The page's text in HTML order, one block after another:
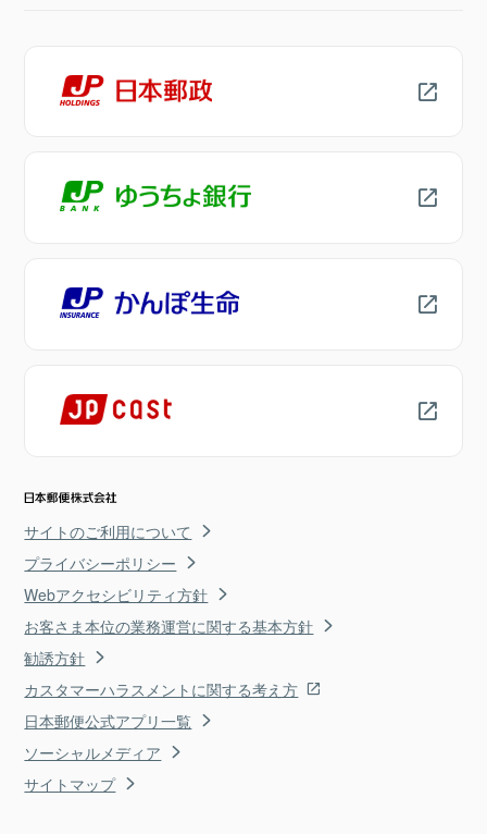
サイトのご利用について
プライバシーポリシー
Webアクセシビリティ方針
お客さま本位の業務運営に関する基本方針
勧誘方針
カスタマーハラスメントに関する考え方
日本郵便公式アプリ一覧
ソーシャルメディア
サイトマップ